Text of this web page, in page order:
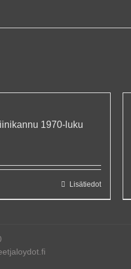
1970-luku
Lisätiedot